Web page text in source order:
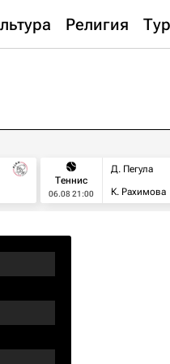
Религия
Теннис
06.08 21:00
Д. Пегула
К. Рахимова